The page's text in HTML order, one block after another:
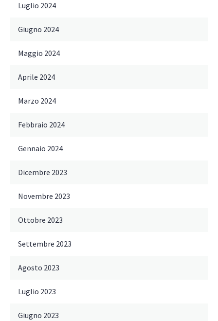
Luglio 2024
Giugno 2024
Maggio 2024
Aprile 2024
Marzo 2024
Febbraio 2024
Gennaio 2024
Dicembre 2023
Novembre 2023
Ottobre 2023
Settembre 2023
Agosto 2023
Luglio 2023
Giugno 2023